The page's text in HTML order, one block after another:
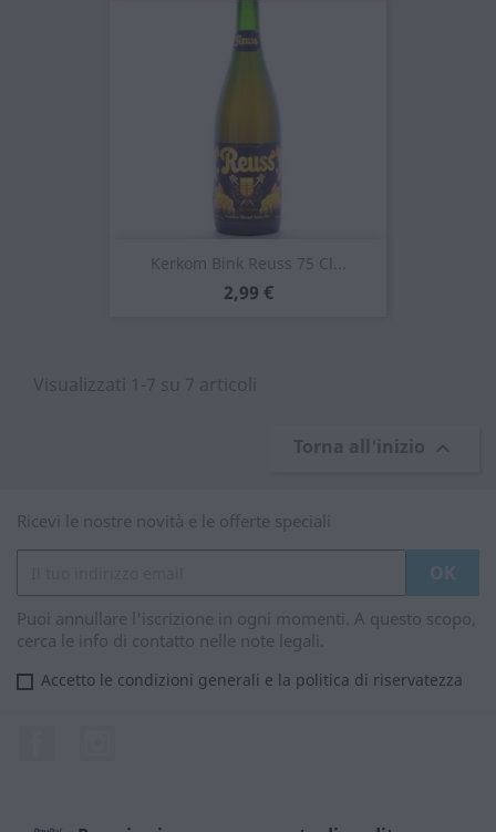
Kerkom Bink Reuss 75 Cl...
Prezzo
2,99 €
Visualizzati 1-7 su 7 articoli
Torna all'inizio 
Ricevi le nostre novità e le offerte speciali
Puoi annullare l'iscrizione in ogni momenti. A questo scopo,
cerca le info di contatto nelle note legali.
Accetto le condizioni generali e la politica di riservatezza